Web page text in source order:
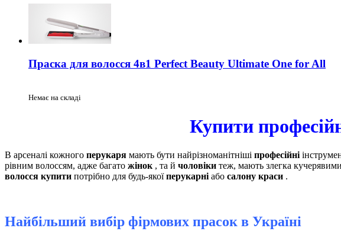
Праска для волосся 4в1 Perfect Beauty Ultimate One for All
Немає на складі
Купити
В арсеналі кожного перукаря мають бути найрізноманітніші професійні
рівним волоссям, адже багато жінок , та й чоловіки теж, мають злегка
волосся купити потрібно для будь-якоїперукарні або салону краси .
Найбільший вибір фірмових прасок в Україні